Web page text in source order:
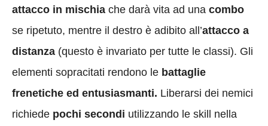
attacco in mischia che darà vita ad una combo
se ripetuto, mentre il destro è adibito all’attacco a
distanza (questo è invariato per tutte le classi). Gli
elementi sopracitati rendono le battaglie
frenetiche ed entusiasmanti. Liberarsi dei nemici
richiede pochi secondi utilizzando le skill nella